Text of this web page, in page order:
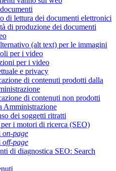
di lettura dei documenti elettronici
di produzione dei documenti
(alt text) per le immagini
per i video
per i video
e privacy
di contenuti prodotti dalla
di contenuti non prodotti
Amministrazione
dei soggetti ritratti
i motori di ricerca (SEO)
on-page
off-page
di diagnostica SEO: Search